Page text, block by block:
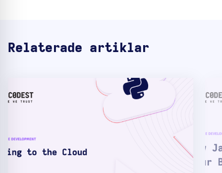
Relaterade artiklar